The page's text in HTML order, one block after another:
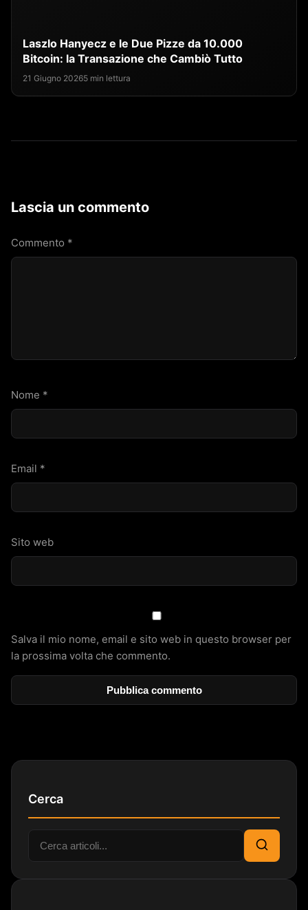
Laszlo Hanyecz e le Due Pizze da 10.000
Bitcoin: la Transazione che Cambiò Tutto
21 Giugno 20265 min lettura
Lascia un commento
Commento *
Nome *
Email *
Sito web
Salva il mio nome, email e sito web in questo browser per
la prossima volta che commento.
Cerca
Cerca:
Cerca